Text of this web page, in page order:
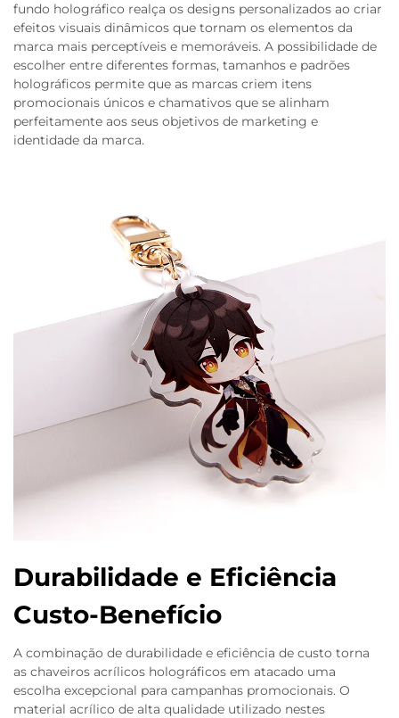
fundo holográfico realça os designs personalizados ao criar
efeitos visuais dinâmicos que tornam os elementos da
marca mais perceptíveis e memoráveis. A possibilidade de
escolher entre diferentes formas, tamanhos e padrões
holográficos permite que as marcas criem itens
promocionais únicos e chamativos que se alinham
perfeitamente aos seus objetivos de marketing e
identidade da marca.
Durabilidade e Eficiência
Custo-Benefício
A combinação de durabilidade e eficiência de custo torna
as chaveiros acrílicos holográficos em atacado uma
escolha excepcional para campanhas promocionais. O
material acrílico de alta qualidade utilizado nestes